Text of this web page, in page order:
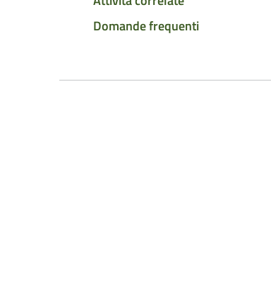
Domande frequenti